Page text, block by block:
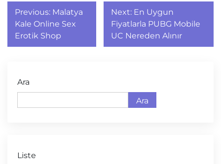
Yazı
gezinmesi
Previous: Malatya
Kale Online Sex
Erotik Shop
Next: En Uygun
Fiyatlarla PUBG Mobile
UC Nereden Alınır
Ara
Ara
Liste